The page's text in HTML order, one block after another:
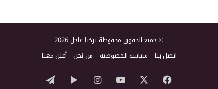
© جميع الحقوق محفوظة تركيا عاجل 2026
اتصل بنا سياسة الخصوصية من نحن أعلن معنا
فيسبوك ‫YouTubeانستقرام‏Googleتيلقرام